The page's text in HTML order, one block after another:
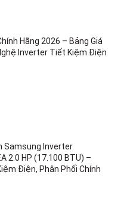
Hãng 2026 – Bảng Giá
Inverter Tiết Kiệm Điện
Samsung Inverter
2.0 HP (17.100 BTU) –
Điện, Phân Phối Chính